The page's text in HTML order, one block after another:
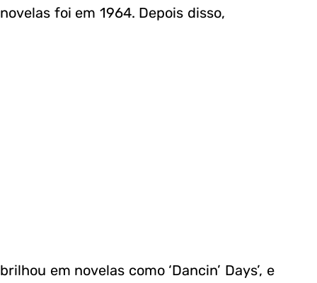
novelas foi em 1964. Depois disso,
brilhou em novelas como ‘Dancin’ Days’, e